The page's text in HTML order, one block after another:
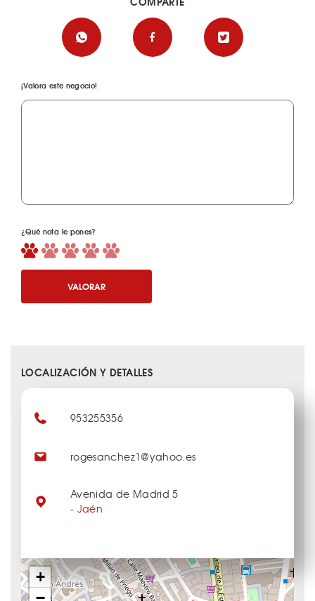
¡Valora este negocio!
¿Qué nota le pones?
VALORAR
LOCALIZACIÓN Y DETALLES
+
953255356
rogesanchez1@yahoo.es
Avenida de Madrid 5
- Jaén